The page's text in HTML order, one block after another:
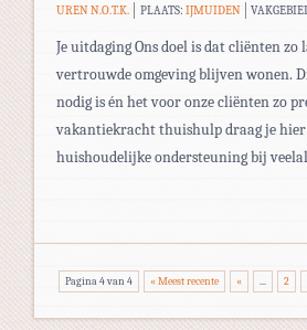
UREN N.O.T.K. PLAATS: IJMUIDEN
Je uitdaging Ons doel is dat cliënten
vertrouwde omgeving blijven wonen.
nodig is én het voor onze cliënten zo
vakantiekracht thuishulp draag je hier
huishoudelijke ondersteuning bij
Pagina 4 van 4 « Meest recente « ... 2